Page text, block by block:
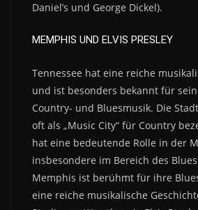
Daniel’s und George Dickel).
MEMPHIS UND ELVIS PRESLEY
Tennessee hat eine reiche
und ist besonders bekannt für
Country- und Bluesmusik. Die
oft als „Music City“ für Country
hat eine bedeutende Rolle in der
insbesondere im Bereich des
Memphis ist berühmt für ihre
eine reiche musikalische